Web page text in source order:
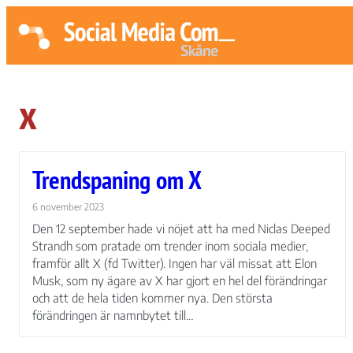
x
Trendspaning om X
6 november 2023
Den 12 september hade vi nöjet att ha med Niclas Deeped
Strandh som pratade om trender inom sociala medier,
framför allt X (fd Twitter). Ingen har väl missat att Elon
Musk, som ny ägare av X har gjort en hel del förändringar
och att de hela tiden kommer nya. Den största
förändringen är namnbytet till…